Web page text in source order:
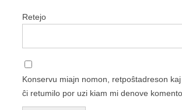
Retejo
Konservu miajn nomon, retpoŝtadreson
ĉi retumilo por uzi kiam mi denove